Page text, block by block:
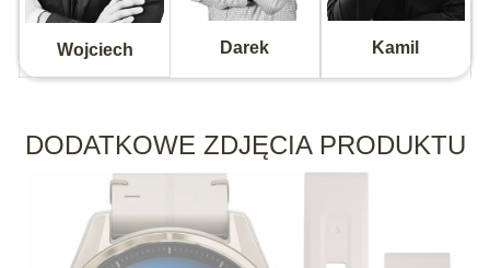
Wojciech Darek Kamil
DODATKOWE ZDJĘCIA PRODUKTU